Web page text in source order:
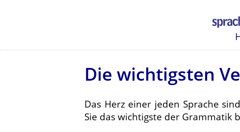
Die wichtigsten
Das Herz einer jeden Sprache
Sie das wichtigste der Grammatik